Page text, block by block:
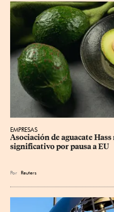
EMPRESAS
Asociación de aguacate
significativo por pausa a EU
Por Reuters